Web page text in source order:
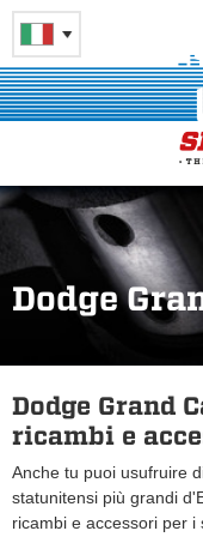
Dodge
Dodge Grand
ricambi e
Anche tu puoi usufruire
statunitensi più grandi
ricambi e accessori per i